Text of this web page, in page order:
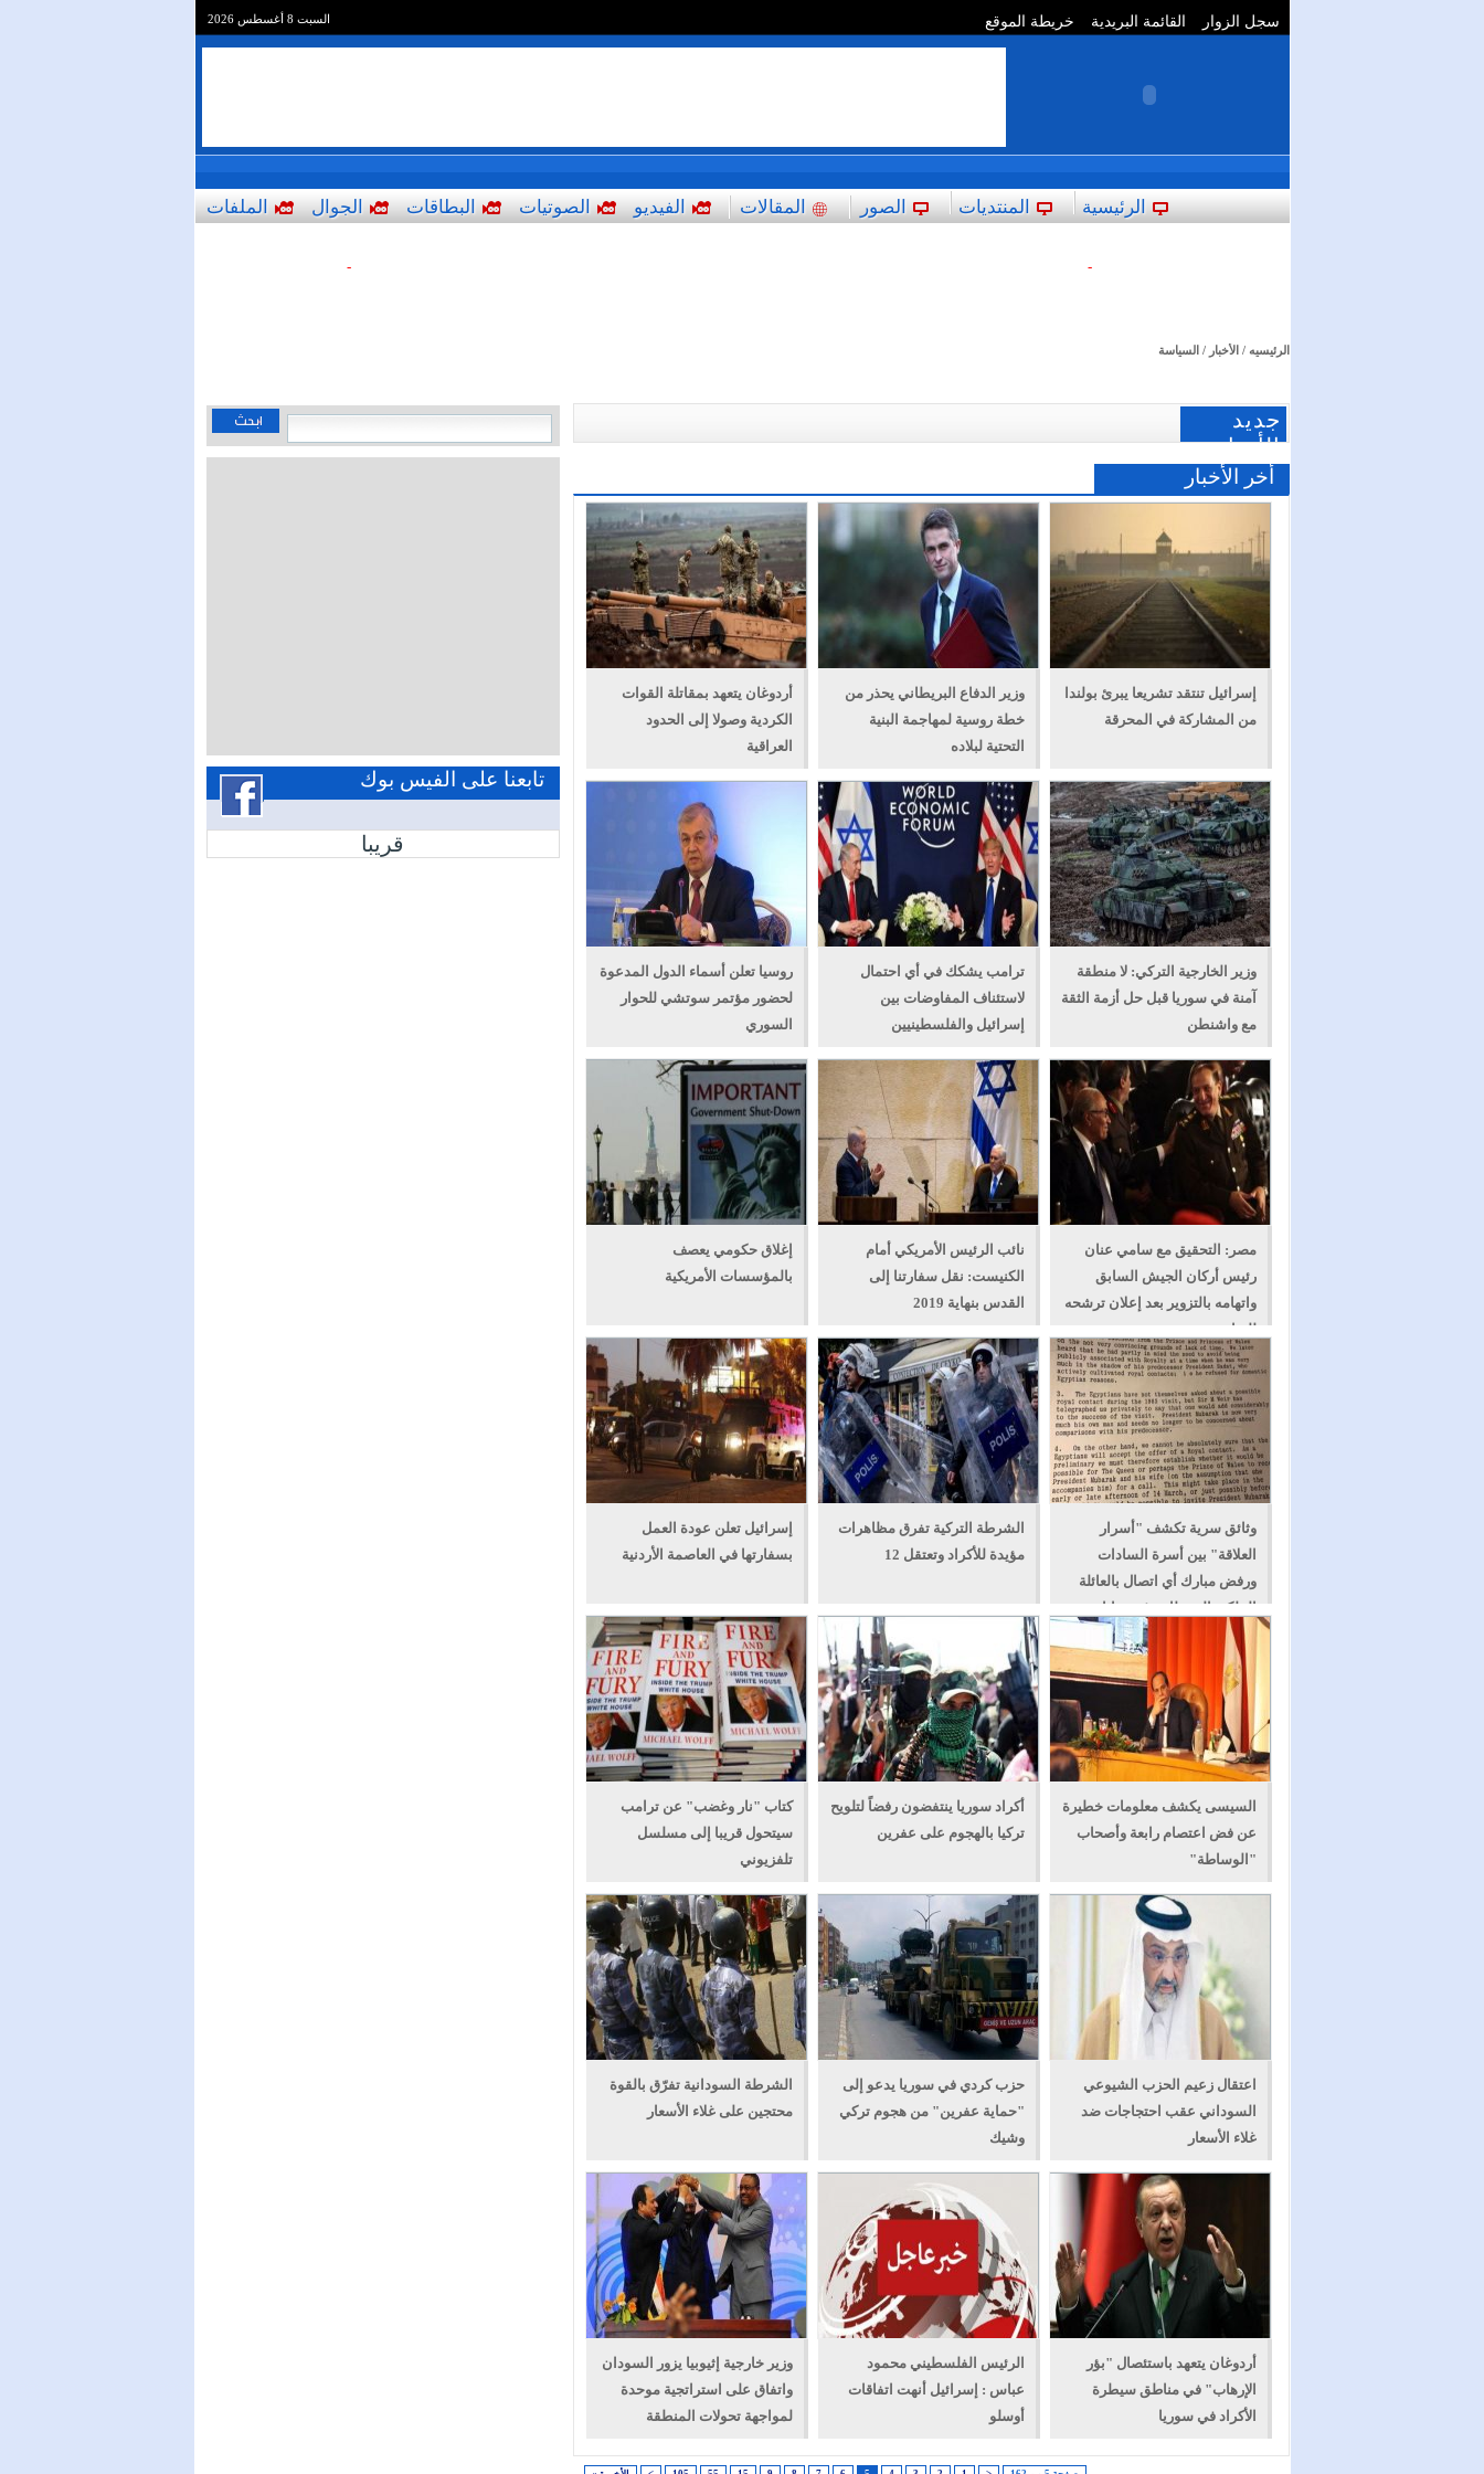
السبت 8 أغسطس 2026 سجل الزوار القائمة البريدية خريطة الموقع
الرئيسية المنتديات الصور المقالات الفيديو الصوتيات البطاقات الجوال الملفات
-
-
الرئيسيه / الأخبار / السياسة
جديد
الأخبار
أخر الأخبار
إسرائيل تنتقد تشريعا يبرئ بولندا
من المشاركة في المحرقة
وزير الدفاع البريطاني يحذر من
خطة روسية لمهاجمة البنية
التحتية لبلاده
أردوغان يتعهد بمقاتلة القوات
الكردية وصولا إلى الحدود
العراقية
وزير الخارجية التركي: لا منطقة
آمنة في سوريا قبل حل أزمة الثقة
مع واشنطن
ترامب يشكك في أي احتمال
لاستئناف المفاوضات بين
إسرائيل والفلسطينيين
روسيا تعلن أسماء الدول المدعوة
لحضور مؤتمر سوتشي للحوار
السوري
مصر: التحقيق مع سامي عنان
رئيس أركان الجيش السابق
واتهامه بالتزوير بعد إعلان ترشحه
للرئاسة
نائب الرئيس الأمريكي أمام
الكنيست: نقل سفارتنا إلى
القدس بنهاية 2019
إغلاق حكومي يعصف
بالمؤسسات الأمريكية
وثائق سرية تكشف "أسرار
العلاقة" بين أسرة السادات
ورفض مبارك أي اتصال بالعائلة
الملكية البريطانية في بدايات
رئاسته
الشرطة التركية تفرق مظاهرات
مؤيدة للأكراد وتعتقل 12
إسرائيل تعلن عودة العمل
بسفارتها في العاصمة الأردنية
السيسى يكشف معلومات خطيرة
عن فض اعتصام رابعة وأصحاب
"الوساطة"
أكراد سوريا ينتفضون رفضاً لتلويح
تركيا بالهجوم على عفرين
كتاب "نار وغضب" عن ترامب
سيتحول قريبا إلى مسلسل
تلفزيوني
اعتقال زعيم الحزب الشيوعي
السوداني عقب احتجاجات ضد
غلاء الأسعار
حزب كردي في سوريا يدعو إلى
"حماية عفرين" من هجوم تركي
وشيك
الشرطة السودانية تفرّق بالقوة
محتجين على غلاء الأسعار
أردوغان يتعهد باستئصال "بؤر
الإرهاب" في مناطق سيطرة
الأكراد في سوريا
الرئيس الفلسطيني محمود
عباس : إسرائيل أنهت اتفاقات
أوسلو
وزير خارجية إثيوبيا يزور السودان
واتفاق على استراتجية موحدة
لمواجهة تحولات المنطقة
تابعنا على الفيس بوك
قريبا